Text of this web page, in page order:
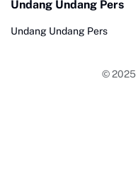
Undang Undang Pers
Undang Undang Pers
© 2025